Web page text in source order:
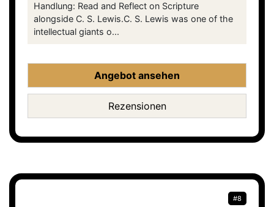
Handlung: Read and Reflect on Scripture
alongside C. S. Lewis.C. S. Lewis was one of the
intellectual giants o...
Angebot ansehen
Rezensionen
#8